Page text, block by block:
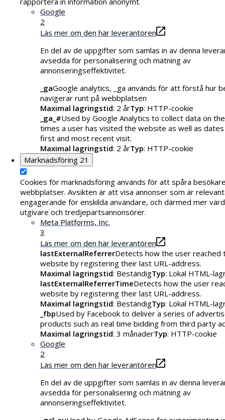
Google
2
Läs mer om den här leverantören
En del av de uppgifter som samlas in av denna
avsedda för personalisering och mätning av
annonseringseffektivitet.
_gaGoogle analytics, _ga används för att förstå hur
navigerar runt på webbplatsen
Maximal lagringstid: 2 årTyp: HTTP-cookie
_ga_#Used by Google Analytics to collect data on
times a user has visited the website as well as
first and most recent visit.
Maximal lagringstid: 2 årTyp: HTTP-cookie
Marknadsföring 21
Cookies för marknadsföring används för att spåra
webbplatser. Avsikten är att visa annonser som är
engagerande för enskilda användare, och därmed mer
utgivare och tredjepartsannonsörer.
Meta Platforms, Inc.
3
Läs mer om den här leverantören
lastExternalReferrerDetects how the user reached
website by registering their last URL-address.
Maximal lagringstid: BeständigTyp: Lokal HTML-
lastExternalReferrerTimeDetects how the user
website by registering their last URL-address.
Maximal lagringstid: BeständigTyp: Lokal HTML-
_fbpUsed by Facebook to deliver a series of
products such as real time bidding from third party
Maximal lagringstid: 3 månaderTyp: HTTP-cookie
Google
2
Läs mer om den här leverantören
En del av de uppgifter som samlas in av denna
avsedda för personalisering och mätning av
annonseringseffektivitet.